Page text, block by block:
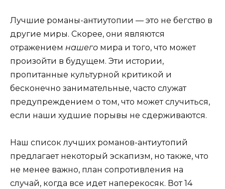
Лучшие романы-антиутопии — это не бегство в
другие миры. Скорее, они являются
отражением нашего мира и того, что может
произойти в будущем. Эти истории,
пропитанные культурной критикой и
бесконечно занимательные, часто служат
предупреждением о том, что может случиться,
если наши худшие порывы не сдерживаются.
Наш список лучших романов-антиутопий
предлагает некоторый эскапизм, но также, что
не менее важно, план сопротивления на
случай, когда все идет наперекосяк. Вот 14